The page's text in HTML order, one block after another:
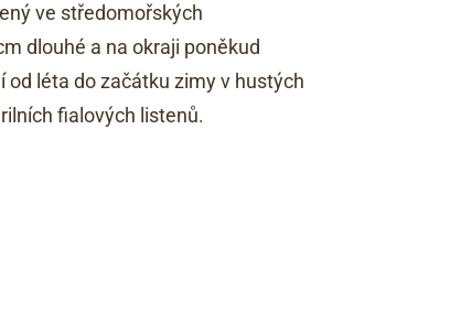
ve středomořských
dlouhé a na okraji poněkud
léta do začátku zimy v hustých
fialových listenů.